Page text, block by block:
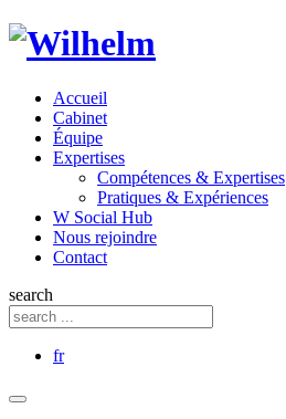
Accueil
Cabinet
Équipe
Expertises
Compétences & Expertises
Pratiques & Expériences
W Social Hub
Nous rejoindre
Contact
search
fr